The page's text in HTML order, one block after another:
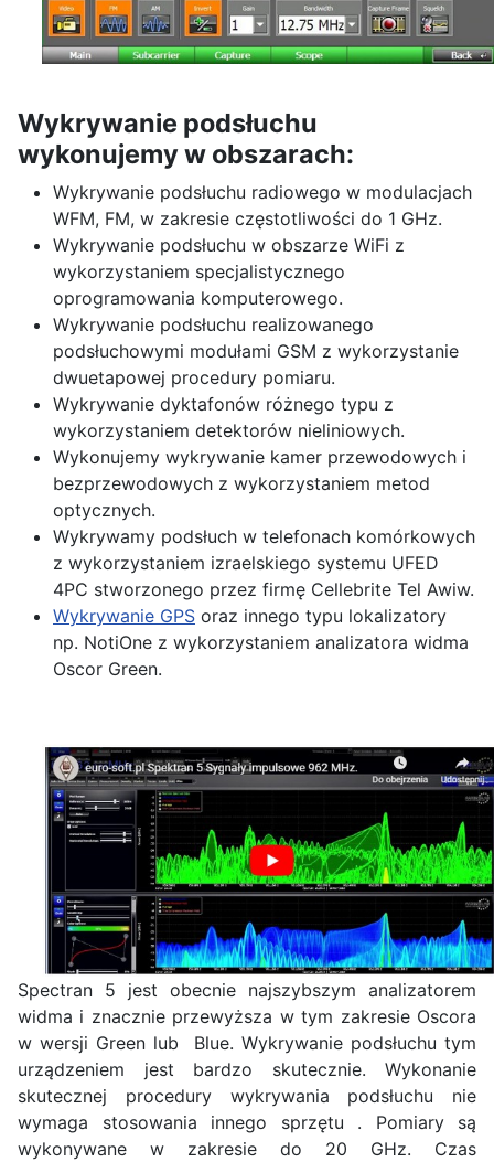
Wykrywanie podsłuchu
wykonujemy w obszarach:
Wykrywanie podsłuchu radiowego w modulacjach
WFM, FM, w zakresie częstotliwości do 1 GHz.
Wykrywanie podsłuchu w obszarze WiFi z
wykorzystaniem specjalistycznego
oprogramowania komputerowego.
Wykrywanie podsłuchu realizowanego
podsłuchowymi modułami GSM z wykorzystanie
dwuetapowej procedury pomiaru.
Wykrywanie dyktafonów różnego typu z
wykorzystaniem detektorów nieliniowych.
Wykonujemy wykrywanie kamer przewodowych i
bezprzewodowych z wykorzystaniem metod
optycznych.
Wykrywamy podsłuch w telefonach komórkowych
z wykorzystaniem izraelskiego systemu UFED
4PC stworzonego przez firmę Cellebrite Tel Awiw.
Wykrywanie GPS oraz innego typu lokalizatory
np. NotiOne z wykorzystaniem analizatora widma
Oscor Green.
Spectran 5 jest obecnie najszybszym analizatorem
widma i znacznie przewyższa w tym zakresie Oscora
w wersji Green lub Blue. Wykrywanie podsłuchu tym
urządzeniem jest bardzo skutecznie. Wykonanie
skutecznej procedury wykrywania podsłuchu nie
wymaga stosowania innego sprzętu . Pomiary są
wykonywane w zakresie do 20 GHz. Czas